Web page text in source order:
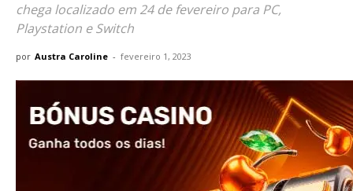
chega localizado em 24 de fevereiro para PC,
Playstation e Switch
por Austra Caroline - fevereiro 1, 2023